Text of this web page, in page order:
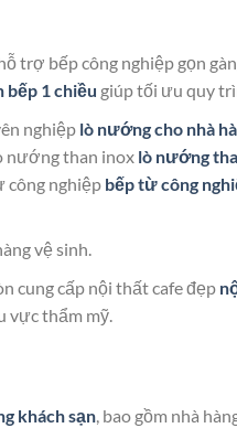
trợ bếp công nghiệp gọn
bếp 1 chiều giúp tối ưu quy
nghiệp lò nướng cho nhà
nướng than inox lò nướng
công nghiệp bếp từ công
vệ sinh.
cung cấp nội thất cafe đẹp
vực thẩm mỹ.
khách sạn, bao gồm nhà